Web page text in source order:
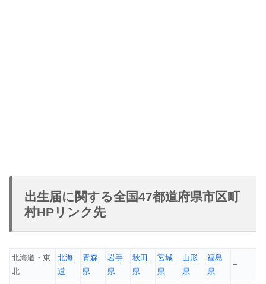
出生届に関する全国47都道府県市区町
村HPリンク先
北海道・東
北
北海
道
青森
県
岩手
県
秋田
県
宮城
県
山形
県
福島
県
–